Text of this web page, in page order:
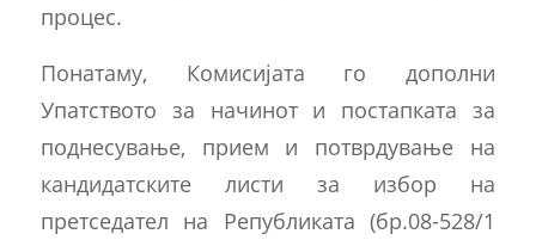
процес.
Понатаму, Комисијата го дополни
Упатството за начинот и постапката за
поднесување, прием и потврдување на
кандидатските листи за избор на
претседател на Републиката (бр.08-528/1